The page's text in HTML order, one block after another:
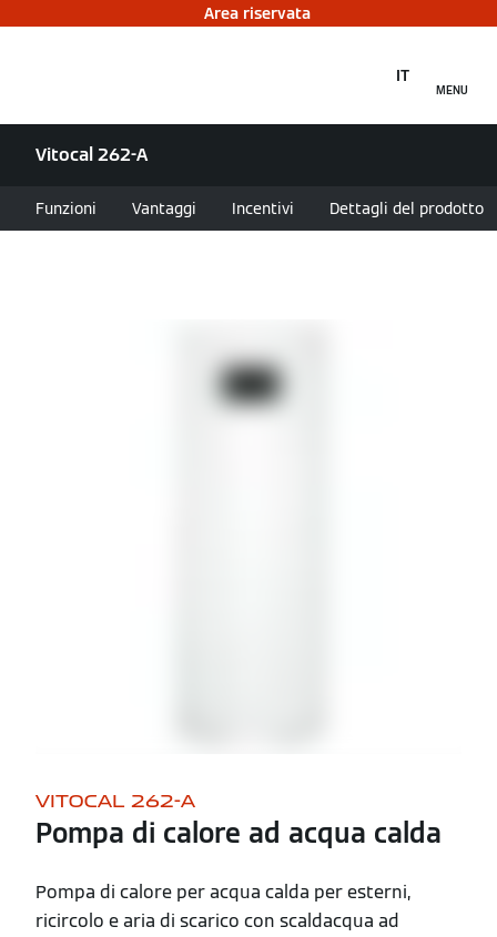
Area riservata
MENU
IT
Vitocal 262-A
Funzioni Vantaggi Incentivi Dettagli del prodotto
VITOCAL 262-A
Pompa di calore ad acqua calda
Pompa di calore per acqua calda per esterni,
ricircolo e aria di scarico con scaldacqua ad